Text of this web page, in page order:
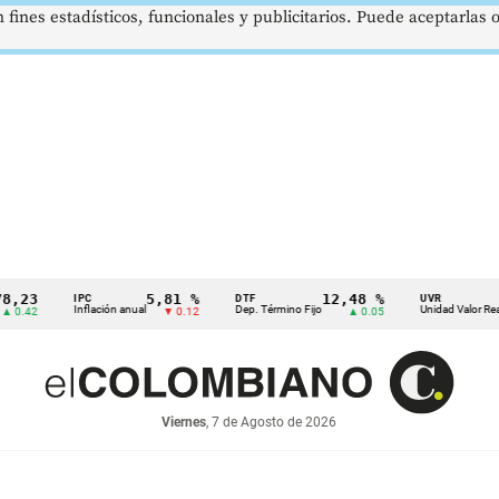
IPC
Inflación anual
5,81 %
▼ 0.12
DTF
Dep. Término Fijo
12,48 %
▲ 0.05
UVR
Unidad Valor Real
Viernes, 7 de Agosto de 2026
estadísticos, funcionales y publicitarios. Puede aceptarlas